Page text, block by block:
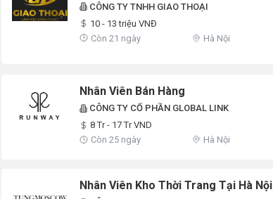
CÔNG TY TNHH GIAO THOẠI
10 - 13 triệu VNĐ
Còn 21 ngày
Hà Nội
Nhân Viên Bán Hàng
CÔNG TY CỔ PHẦN GLOBAL LINK
8 Tr - 17 Tr VND
Còn 25 ngày
Hà Nội
Nhân Viên Kho Thời Trang Tại Hà Nội